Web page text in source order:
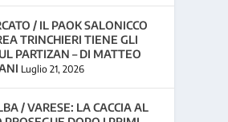
/ IL PAOK SALONICCO
TRINCHIERI TIENE GLI
PARTIZAN – DI MATTEO
Luglio 21, 2026
/ VARESE: LA CACCIA AL